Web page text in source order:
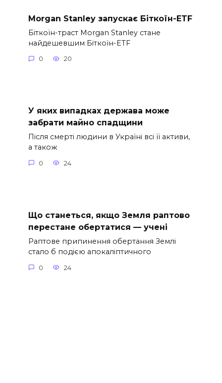
Morgan Stanley запускає Біткоїн-ETF
Біткоїн-траст Morgan Stanley стане
найдешевшим Біткоїн-ETF
0 20
У яких випадках держава може
забрати майно спадщини
Після смерті людини в Україні всі її активи,
а також
0 24
Що станеться, якщо Земля раптово
перестане обертатися — учені
Раптове припинення обертання Землі
стало б подією апокаліптичного
0 24